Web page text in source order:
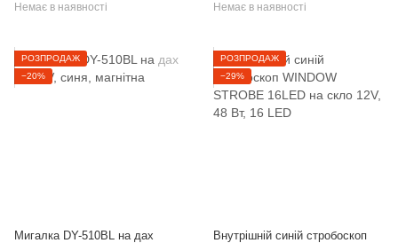
Немає в наявності
Немає в наявності
РОЗПРОДАЖ
−20%
Мигалка DY-510BL на дах
РОЗПРОДАЖ
−29%
Внутрішній синій стробоскоп